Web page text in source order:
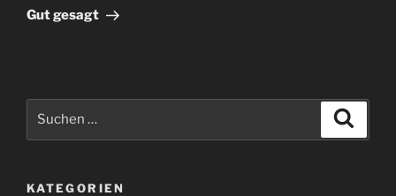
Beitrag
Gut gesagt
KATEGORIEN